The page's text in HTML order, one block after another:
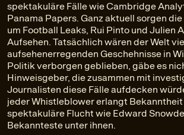
spektakuläre Fälle wie Cambridge
Panama Papers. Ganz aktuell sorgen
um Football Leaks, Rui Pinto und Julien
Aufsehen. Tatsächlich wären der Welt
aufsehenerregenden Geschehnisse in
Politik verborgen geblieben, gäbe es
Hinweisgeber, die zusammen mit
Journalisten diese Fälle aufdecken
jeder Whistleblower erlangt
spektakuläre Flucht wie Edward
Bekannteste unter ihnen.